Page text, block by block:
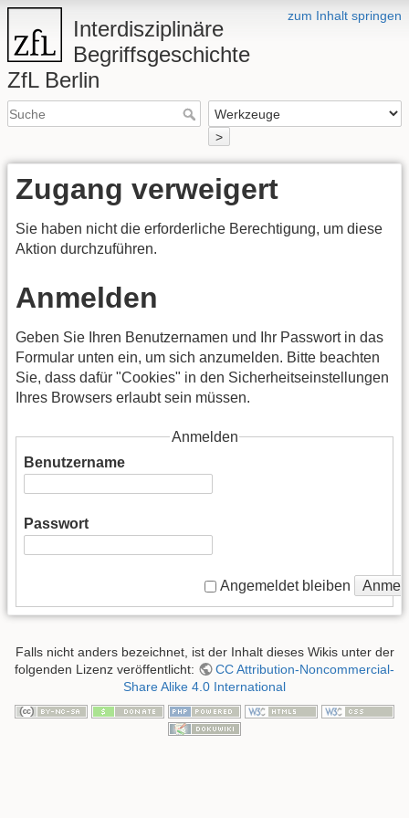
zum Inhalt springen
Interdisziplinäre
Begriffsgeschichte
ZfL Berlin
>
Zugang verweigert
Sie haben nicht die erforderliche Berechtigung, um diese
Aktion durchzuführen.
Anmelden
Geben Sie Ihren Benutzernamen und Ihr Passwort in das
Formular unten ein, um sich anzumelden. Bitte beachten
Sie, dass dafür "Cookies" in den Sicherheitseinstellungen
Ihres Browsers erlaubt sein müssen.
Anmelden
Benutzername
Passwort
Angemeldet bleiben
Falls nicht anders bezeichnet, ist der Inhalt dieses Wikis unter der
folgenden Lizenz veröffentlicht:
CC Attribution-Noncommercial-
Share Alike 4.0 International